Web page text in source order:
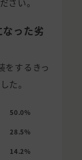
った劣
をするきっ
た。
50.0%
28.5%
14.2%